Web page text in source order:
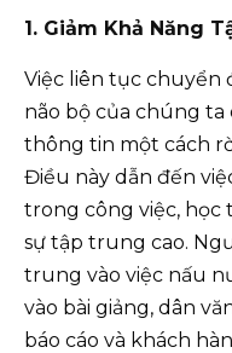
1. Giảm Khả Năng
Việc liên tục chuyển
não bộ của chúng ta
thông tin một cách
Điều này dẫn đến
trong công việc, học
sự tập trung cao.
trung vào việc nấu
vào bài giảng, dân
báo cáo và khách